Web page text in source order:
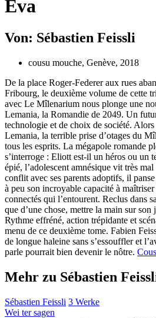
Eva
Von: Sébastien Feissli
cousu mouche, Genève, 2018
De la place Roger-Federer aux rues
Fribourg, le deuxième volume de cette
avec Le Mîlenarium nous plonge une
Lemania, la Romandie de 2049. Un
technologie et de choix de société. Alors
Lemania, la terrible prise d’otages du
tous les esprits. La mégapole romande
s’interroge : Eliott est-il un héros ou un
épié, l’adolescent amnésique vit très
conflit avec ses parents adoptifs, il
à peu son incroyable capacité à
connectés qui l’entourent. Reclus dans
que d’une chose, mettre la main sur son
Rythme effréné, action trépidante et
menu de ce deuxième tome. Fabien
de longue haleine sans s’essouffler et
parle pourrait bien devenir le nôtre.
Mehr zu Sébastien
Sébastien Feissli 3 Werke
Wei ter sagen